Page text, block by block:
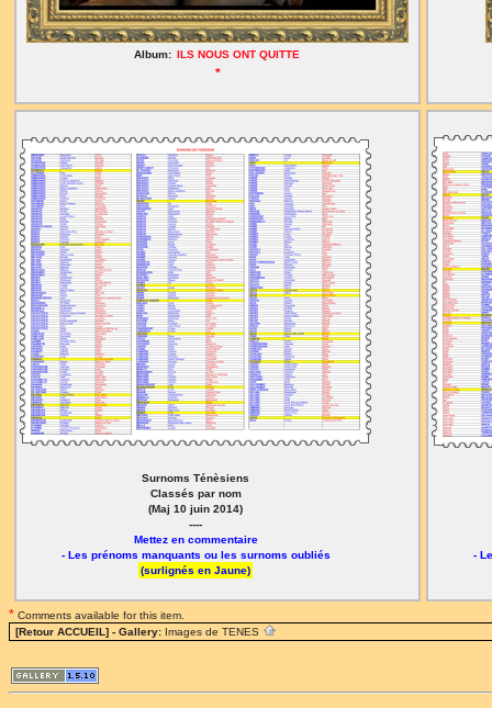
Album: ILS NOUS ONT QUITTE
*
Surnoms Ténèsiens
Classés par nom
(Maj 10 juin 2014)
----
Mettez en commentaire
- Les prénoms manquants ou les surnoms oubliés
(surlignés en Jaune)
-
* Comments available for this item.
[Retour ACCUEIL] - Gallery: Images de TENES